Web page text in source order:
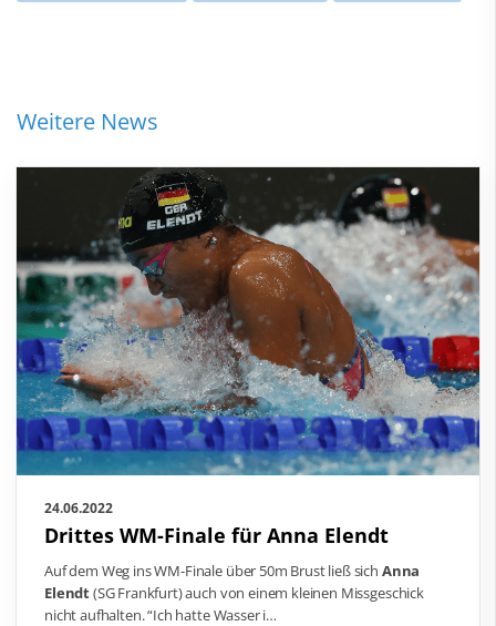
Weitere News
24.06.2022
Drittes WM-Finale für Anna Elendt
Auf dem Weg ins WM-Finale über 50m Brust ließ sich Anna
Elendt(SG Frankfurt) auch von einem kleinen Missgeschick
nicht aufhalten. “Ich hatte Wasser i…